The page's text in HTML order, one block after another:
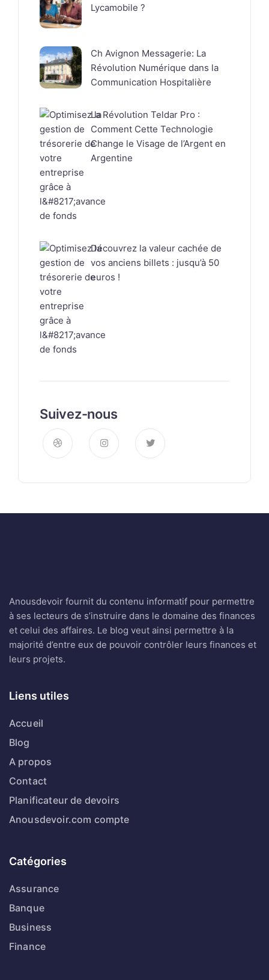
Lycamobile ?
Ch Avignon Messagerie: La
Révolution Numérique dans la
Communication Hospitalière
La Révolution Teldar Pro :
Comment Cette Technologie
Change le Visage de l’Argent en
Argentine
Découvrez la valeur cachée de
vos anciens billets : jusqu’à 50
euros !
Suivez-nous
Anousdevoir fournit du contenu informatif pour permettre
à ses lecteurs de s’instruire dans le domaine des finances
et celui des affaires. Le blog veut ainsi permettre à la
majorité d’entre eux de pouvoir contrôler leurs finances et
leurs projets.
Liens utiles
Accueil
Blog
A propos
Contact
Planificateur de devoirs
Anousdevoir.com compte
Catégories
Assurance
Banque
Business
Finance